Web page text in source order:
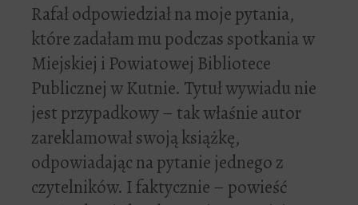
Rafał odpowiedział na moje pytania,
które zadałam mu podczas spotkania w
Miejskiej i Powiatowej Bibliotece
Publicznej w Kutnie. Tytuł wywiadu nie
jest przypadkowy – tak właśnie autor
zareklamował swoją książkę,
odpowiadając na pytanie jednego z
czytelników. I faktycznie – powieść